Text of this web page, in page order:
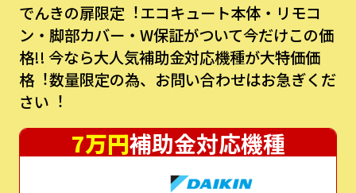
でんきの扉限定︕エコキュート本体・リモコ
ン・脚部カバー・W保証がついて今だけこの価
格!! 今なら⼤⼈気補助⾦対応機種が⼤特価価
格︕数量限定の為、お問い合わせはお急ぎくだ
さい︕
7万円補助金対応機種